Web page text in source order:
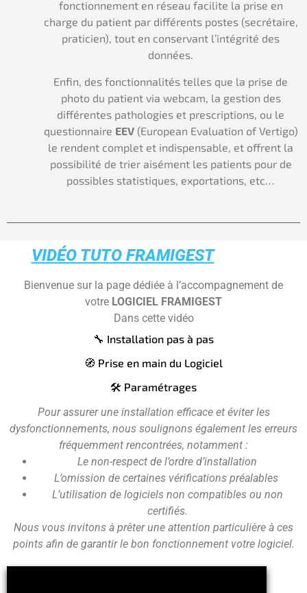
fonctionnement en réseau facilite la prise en
charge du patient par différents postes (secrétaire,
praticien), tout en conservant l’intégrité des
données.
Enfin, des fonctionnalités telles que la prise de
photo du patient via webcam, la gestion des
différentes pathologies et prescriptions, ou le
questionnaire EEV(European Evaluation of Vertigo)
le rendent complet et indispensable, et offrent la
possibilité de trier aisément les patients pour de
possibles statistiques, exportations, etc…
VIDÉO TUTO FRAMIGEST
Bienvenue sur la page dédiée à l’accompagnement de
votre LOGICIEL FRAMIGEST
Dans cette vidéo
🔧 Installation pas à pas
🧭 Prise en main du Logiciel
🛠️ Paramétrages
Pour assurer une installation efficace et éviter les
dysfonctionnements, nous soulignons également les erreurs
fréquemment rencontrées, notamment :
Le non-respect de l’ordre d’installation
L’omission de certaines vérifications préalables
L’utilisation de logiciels non compatibles ou non
certifiés.
Nous vous invitons à prêter une attention particulière à ces
points afin de garantir le bon fonctionnement votre logiciel.